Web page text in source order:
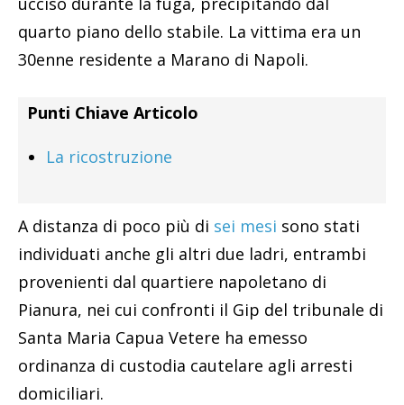
quarto piano dello stabile. La vittima era un
30enne residente a Marano di Napoli.
Punti Chiave Articolo
La ricostruzione
A distanza di poco più di sei mesi sono stati
individuati anche gli altri due ladri, entrambi
provenienti dal quartiere napoletano di
Pianura, nei cui confronti il Gip del tribunale di
Santa Maria Capua Vetere ha emesso
ordinanza di custodia cautelare agli arresti
domiciliari.